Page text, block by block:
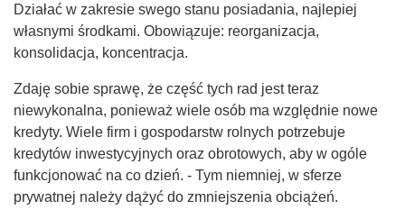
Działać w zakresie swego stanu posiadania, najlepiej
własnymi środkami. Obowiązuje: reorganizacja,
konsolidacja, koncentracja.
Zdaję sobie sprawę, że część tych rad jest teraz
niewykonalna, ponieważ wiele osób ma względnie nowe
kredyty. Wiele firm i gospodarstw rolnych potrzebuje
kredytów inwestycyjnych oraz obrotowych, aby w ogóle
funkcjonować na co dzień. - Tym niemniej, w sferze
prywatnej należy dążyć do zmniejszenia obciążeń.